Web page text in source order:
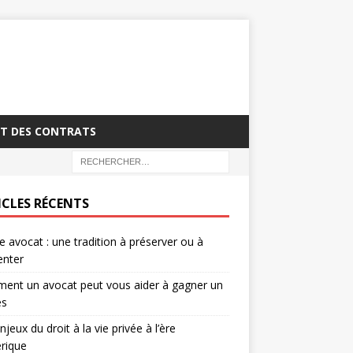
DES CONTRATS
RÉCENTS
avocat : une tradition à préserver ou à
un avocat peut vous aider à gagner un
du droit à la vie privée à l’ère